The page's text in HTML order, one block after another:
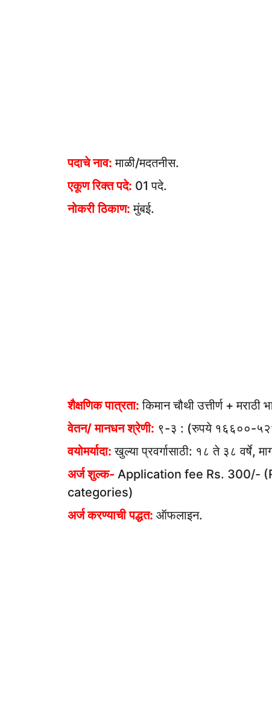
पदाचे नाव: माळी/मदतनीस.
एकूण रिक्त पदे: 01 पदे.
नोकरी ठिकाण: मुंबई.
शैक्षणिक पात्रता: किमान चौथी उत्तीर्ण +
वेतन/ मानधन श्रेणी: ९-३ : (रुपये १६६००-
वयोमर्यादा: खुल्या प्रवर्गासाठी: १८ ते ३८ वर्षे,
अर्ज शुल्क- Application fee Rs. 300/-
categories)
अर्ज करण्याची पद्धत: ऑफलाइन.